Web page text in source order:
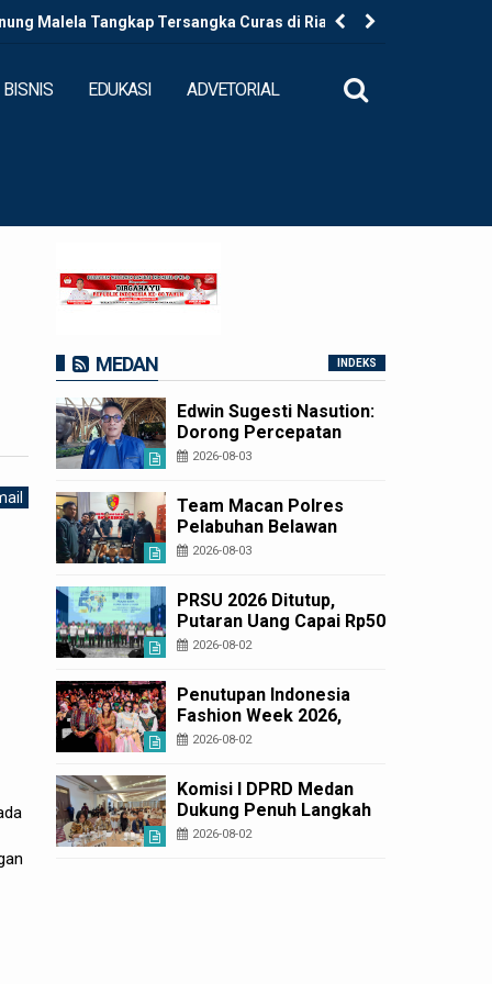
Malela Tangkap Tersangka Curas di Riau Usai
BISNIS EDUKASI ADVETORIAL
MEDAN INDEKS
Edwin Sugesti Nasution:
Dorong Percepatan
Perda PBG Guna
Layanan Cepat dan
Murah
2026-08-03
Team Macan Polres
Pelabuhan Belawan
Amankan Tiga Anggota
Pasar 9
2026-08-03
PRSU 2026 Ditutup,
Putaran Uang Capai Rp50
Miliar
2026-08-02
Penutupan Indonesia
Fashion Week 2026,
Bobby Nasution: Sumut
Indonesia Lewat Wastra
2026-08-02
Komisi I DPRD Medan
Dukung Penuh Langkah
Tegas APH Razia
2026-08-02